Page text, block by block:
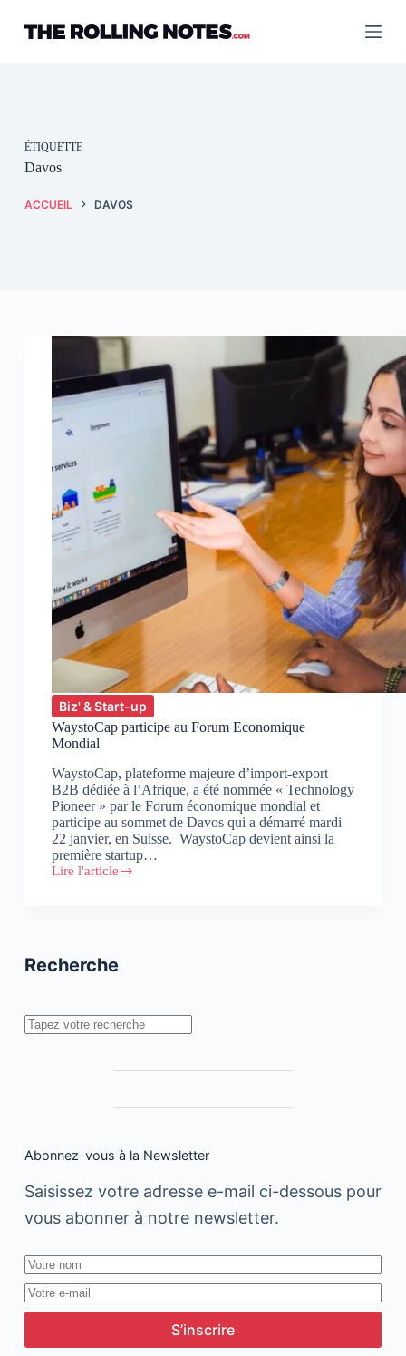
contenu
ÉTIQUETTE
Davos
ACCUEIL DAVOS
Biz' & Start-up
WaystoCap participe au Forum Economique
Mondial
WaystoCap, plateforme majeure d’import-export
B2B dédiée à l’Afrique, a été nommée « Technology
Pioneer » par le Forum économique mondial et
participe au sommet de Davos qui a démarré mardi
22 janvier, en Suisse. WaystoCap devient ainsi la
première startup…
Lire l'article
WaystoCap
Recherche
Rechercher
Abonnez-vous à la Newsletter
Saisissez votre adresse e-mail ci-dessous pour
vous abonner à notre newsletter.
S’inscrire